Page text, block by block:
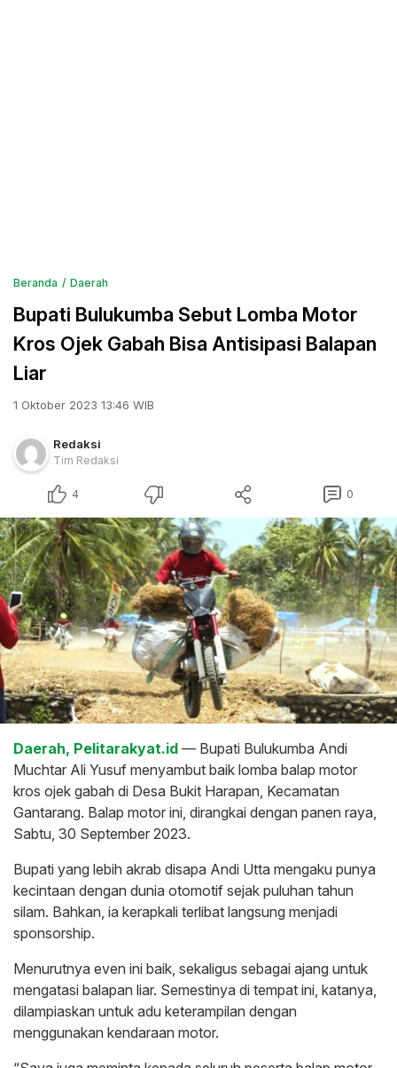
Beranda Daerah
Bupati Bulukumba Sebut Lomba Motor
Kros Ojek Gabah Bisa Antisipasi Balapan
Liar
1 Oktober 2023 13:46 WIB
Redaksi
Tim Redaksi
4 0
Daerah, Pelitarakyat.id — Bupati Bulukumba Andi
Muchtar Ali Yusuf menyambut baik lomba balap motor
kros ojek gabah di Desa Bukit Harapan, Kecamatan
Gantarang. Balap motor ini, dirangkai dengan panen raya,
Sabtu, 30 September 2023.
Bupati yang lebih akrab disapa Andi Utta mengaku punya
kecintaan dengan dunia otomotif sejak puluhan tahun
silam. Bahkan, ia kerapkali terlibat langsung menjadi
sponsorship.
Menurutnya even ini baik, sekaligus sebagai ajang untuk
mengatasi balapan liar. Semestinya di tempat ini, katanya,
dilampiaskan untuk adu keterampilan dengan
menggunakan kendaraan motor.